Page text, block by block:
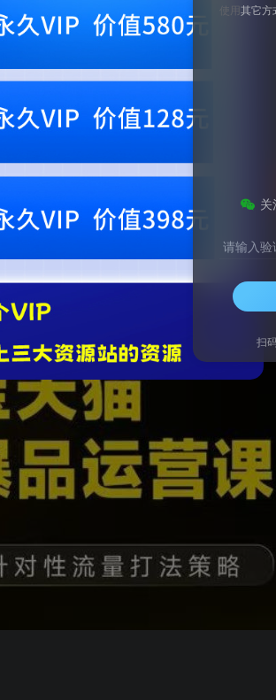
费资源，请付费后查看
会员
钻石会员免费
前未登录！建议登陆后购买，可保存购买订单。微信支付
打造逻辑【音频+字幕+文档】
使用其它方
请输入验
扫